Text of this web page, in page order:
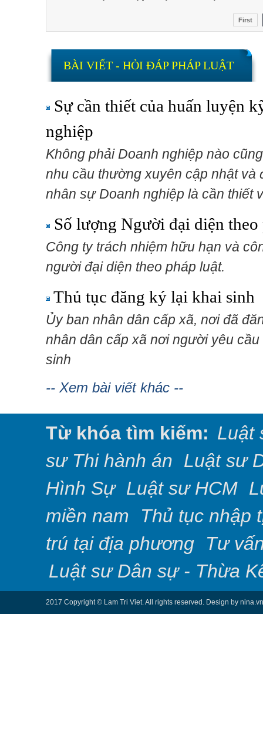
First
BÀI VIẾT - HỎI ĐÁP PHÁP LUẬT
Sự cần thiết của huấn luyện
nghiệp
Không phải Doanh nghiệp nào
nhu cầu thường xuyên cập nhật
nhân sự Doanh nghiệp là cần thiết
Số lượng Người đại diện
Công ty trách nhiệm hữu hạn và
người đại diện theo pháp luật.
Thủ tục đăng ký lại khai sinh
Ủy ban nhân dân cấp xã, nơi đã
nhân dân cấp xã nơi người yêu
sinh
-- Xem bài viết khác --
Từ khóa tìm kiếm: Luật
sư Thi hành án Luật sư
Hình Sự Luật sư HCM
miền nam
Thủ tục nhập
trú tại địa phương
Tư
Luật sư Dân sự - Thừa
2017 Copyright © Lam Tri Viet. All rights reserved. Design by nina.vn